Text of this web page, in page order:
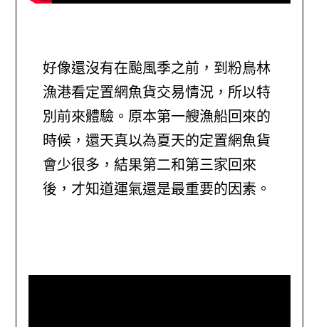
好像還沒有在颱風季之前，到粉鳥林
漁港看定置網魚貨交易情況，所以特
別前來體驗。原本第一艘漁船回來的
時候，還天真以為夏天的定置網魚貨
會少很多，結果第二和第三家回來
後，才知道運氣還是最重要的因素。